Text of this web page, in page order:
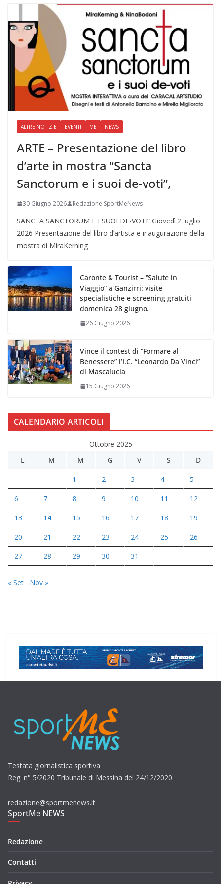
ALTRE NOTIZIE EVENTI ME NEWS
ARTE – Presentazione del libro
d’arte in mostra “Sancta
Sanctorum e i suoi de-voti”,
30 Giugno 2026 Redazione SportMeNews
SANCTA SANCTORUM E I SUOI DE-VOTI” Giovedì 2 luglio
2026 Presentazione del libro d’artista e inaugurazione della
mostra di MiraKerning
Caronte & Tourist – “Salute in
Viaggio” a Ganzirri: visite
specialistiche e screening gratuiti
domenica 28 giugno.
26 Giugno 2026
Vince il contest di “Formare al
Benessere” l’I.C. “Leonardo Da Vinci”
di Mascalucia
15 Giugno 2026
CALENDARIO ARTICOLI
Ottobre 2025
L
M M G V S D
1 2 3 4 5
6 7 8 9 10 11 12
13 14 15 16 17 18 19
20 21 22 23 24 25 26
27 28 29 30 31
« Set Nov »
Testata giornalistica sportiva
Reg. n° 5/2020 Tribunale di Messina del 24/12/2020
redazione@sportmenews.it
SportMe NEWS
Redazione
Contatti